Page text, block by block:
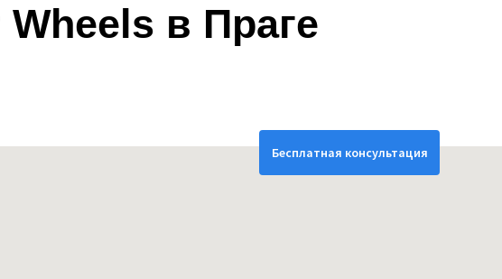
в Праге
Бесплатная консультация